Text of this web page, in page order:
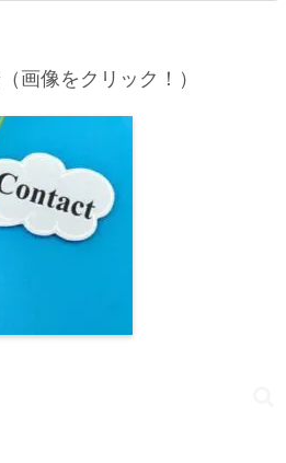
画像をクリック！）